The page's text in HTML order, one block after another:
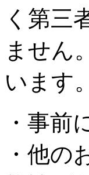
く第三
ません
います。
・事前
・他の